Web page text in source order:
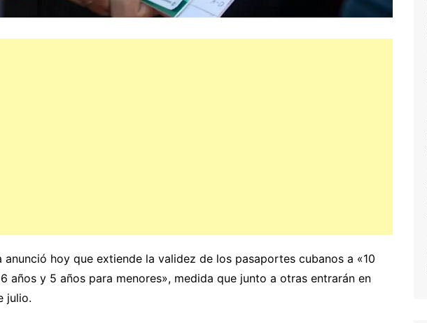
anunció hoy que extiende la validez de los pasaportes cubanos a «10
años y 5 años para menores», medida que junto a otras entrarán en
julio.